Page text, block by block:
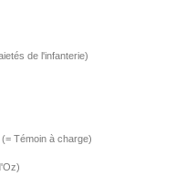
de l'infanterie)
(= Témoin à charge)